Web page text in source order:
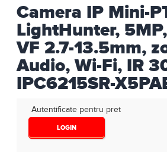
Camera IP Mini-
LightHunter,
VF 2.7-13.5mm,
Audio, Wi-Fi, IR
IPC6215SR-
Autentificate pentru pret
LOGIN